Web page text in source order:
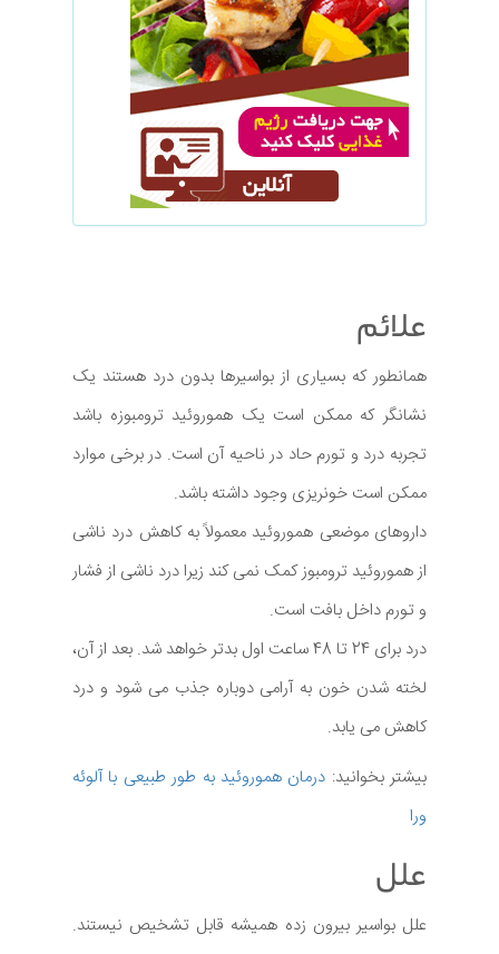
علائم
همانطور که بسیاری از بواسیرها بدون درد هستند یک
نشانگر که ممکن است یک هموروئید ترومبوزه باشد
تجربه درد و تورم حاد در ناحیه آن است. در برخی موارد
ممکن است خونریزی وجود داشته باشد.
داروهای موضعی هموروئید معمولاً به کاهش درد ناشی
از هموروئید ترومبوز کمک نمی کند زیرا درد ناشی از فشار
و تورم داخل بافت است.
درد برای 24 تا 48 ساعت اول بدتر خواهد شد. بعد از آن،
لخته شدن خون به آرامی دوباره جذب می شود و درد
کاهش می یابد.
بیشتر بخوانید: درمان هموروئید به طور طبیعی با آلوئه
ورا
علل
علل بواسیر بیرون زده همیشه قابل تشخیص نیستند.